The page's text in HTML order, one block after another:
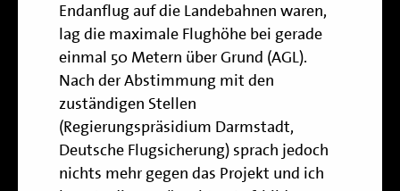
Endanflug auf die Landebahnen waren,
lag die maximale Flughöhe bei gerade
einmal 50 Metern über Grund (AGL).
Nach der Abstimmung mit den
zuständigen Stellen
(Regierungspräsidium Darmstadt,
Deutsche Flugsicherung) sprach jedoch
nichts mehr gegen das Projekt und ich